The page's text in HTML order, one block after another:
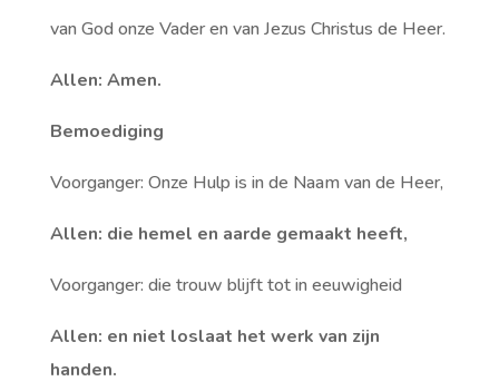
van God onze Vader en van Jezus Christus de Heer.
Allen: Amen.
Bemoediging
Voorganger: Onze Hulp is in de Naam van de Heer,
Allen: die hemel en aarde gemaakt heeft,
Voorganger: die trouw blijft tot in eeuwigheid
Allen: en niet loslaat het werk van zijn
handen.